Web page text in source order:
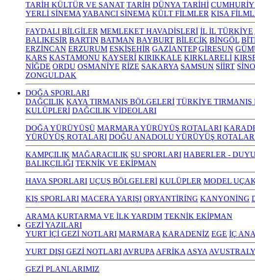
TARİH KÜLTÜR VE SANAT TARİH DÜNYA TARİHİ
YERLİ SİNEMA YABANCI SİNEMA KÜLT FİLMLER KISA
FAYDALI BİLGİLER MEMLEKET HAVADİSLERİ İL İL TÜRKİYE
BALIKESİR BARTIN BATMAN BAYBURT BİLECİK BİNGÖL
ERZİNCAN ERZURUM ESKİŞEHİR GAZİANTEP GİRESUN
KARS KASTAMONU KAYSERİ KIRIKKALE KIRKLARELİ
NİĞDE ORDU OSMANİYE RİZE SAKARYA SAMSUN SİİRT
ZONGULDAK
DOĞA SPORLARI
DAĞCILIK KAYA TIRMANIŞ BÖLGELERİ TÜRKİYE TIRMANIŞ
KULÜPLERİ DAĞCILIK VİDEOLARI
DOĞA YÜRÜYÜŞÜ MARMARA YÜRÜYÜŞ ROTALARI
YÜRÜYÜŞ ROTALARI DOĞU ANADOLU YÜRÜYÜŞ
KAMPÇILIK MAĞARACILIK SU SPORLARI HABERLER -
BALIKÇILIĞI TEKNİK VE EKİPMAN
HAVA SPORLARI UÇUŞ BÖLGELERİ KULÜPLER MODEL
KIŞ SPORLARI MACERA YARIŞI ORYANTİRİNG KANYONİNG
ARAMA KURTARMA VE İLK YARDIM TEKNİK EKİPMAN
GEZİ YAZILARI
YURT İÇİ GEZİ NOTLARI MARMARA KARADENİZ EGE İÇ
YURT DIŞI GEZİ NOTLARI AVRUPA AFRİKA ASYA
GEZİ PLANLARIMIZ